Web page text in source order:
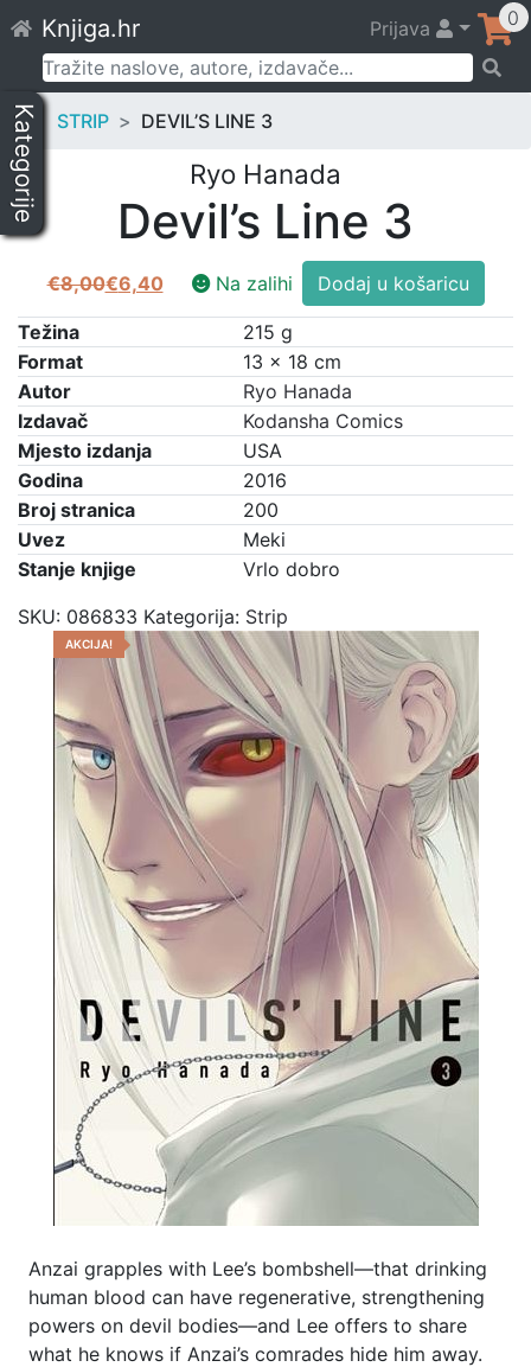
to
content
Knjiga.hr Prijava 0
Pretraži:
Kategorije STRIP DEVIL’S LINE 3
Ryo Hanada
Devil’s Line 3
€8,00
Izvorna
cijena
bila
je:
€8,00.
€6,40
Trenutna
cijena
je:
€6,40.
Na zalihi
Devil's
Line
količina
Dodaj u košaricu
Težina
215 g
Format
13 × 18 cm
Autor
Ryo Hanada
Izdavač
Kodansha Comics
Mjesto izdanja
USA
Godina
2016
Broj stranica
200
Uvez
Meki
Stanje knjige
Vrlo dobro
SKU: 086833 Kategorija: Strip
AKCIJA!
Anzai grapples with Lee’s bombshell—that drinking
human blood can have regenerative, strengthening
powers on devil bodies—and Lee offers to share
what he knows if Anzai’s comrades hide him away.